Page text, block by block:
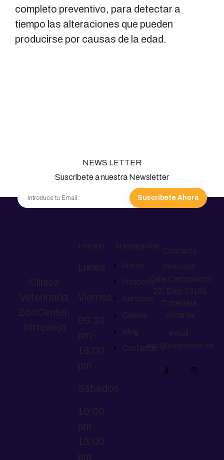
completo preventivo, para detectar a
tiempo las alteraciones que pueden
producirse por causas de la edad.
NEWS LETTER
Suscríbete a nuestra Newsletter
Suscríbete Ahora
Clínica
Veterinaria
ZooCenter,
Torrevieja
Horario
Lunes
–
Viernes
09:30
pm –
18:00
pm
Sábados
10:00
pm –
13:00
pm
Navegación
Home
Nosotros
Servicios
Galería
Blog
Contacto
Contacto
Dirección:
Calle Campoamor
22, Bajo 03181
Torrevieja,
Alicante
Email:
info@zoocenter.es